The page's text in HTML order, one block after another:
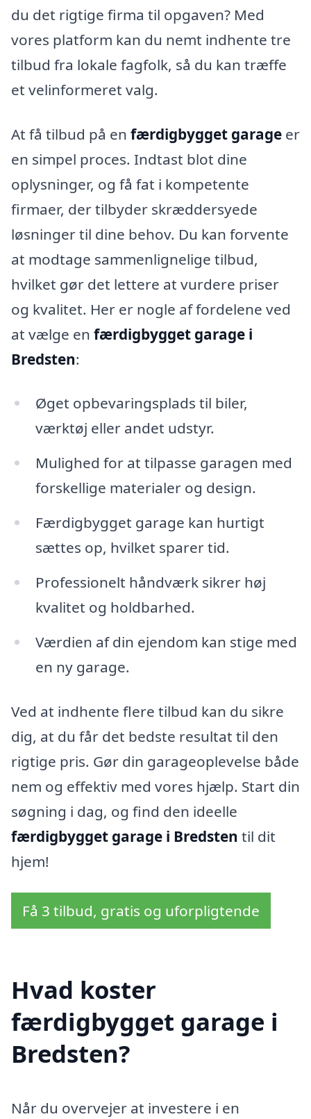
du det rigtige firma til opgaven? Med
vores platform kan du nemt indhente tre
tilbud fra lokale fagfolk, så du kan træffe
et velinformeret valg.
At få tilbud på en færdigbygget garage er
en simpel proces. Indtast blot dine
oplysninger, og få fat i kompetente
firmaer, der tilbyder skræddersyede
løsninger til dine behov. Du kan forvente
at modtage sammenlignelige tilbud,
hvilket gør det lettere at vurdere priser
og kvalitet. Her er nogle af fordelene ved
at vælge en færdigbygget garage i
Bredsten:
Øget opbevaringsplads til biler,
værktøj eller andet udstyr.
Mulighed for at tilpasse garagen med
forskellige materialer og design.
Færdigbygget garage kan hurtigt
sættes op, hvilket sparer tid.
Professionelt håndværk sikrer høj
kvalitet og holdbarhed.
Værdien af din ejendom kan stige med
en ny garage.
Ved at indhente flere tilbud kan du sikre
dig, at du får det bedste resultat til den
rigtige pris. Gør din garageoplevelse både
nem og effektiv med vores hjælp. Start din
søgning i dag, og find den ideelle
færdigbygget garage i Bredsten til dit
hjem!
Få 3 tilbud, gratis og uforpligtende
Hvad koster
færdigbygget garage i
Bredsten?
Når du overvejer at investere i en